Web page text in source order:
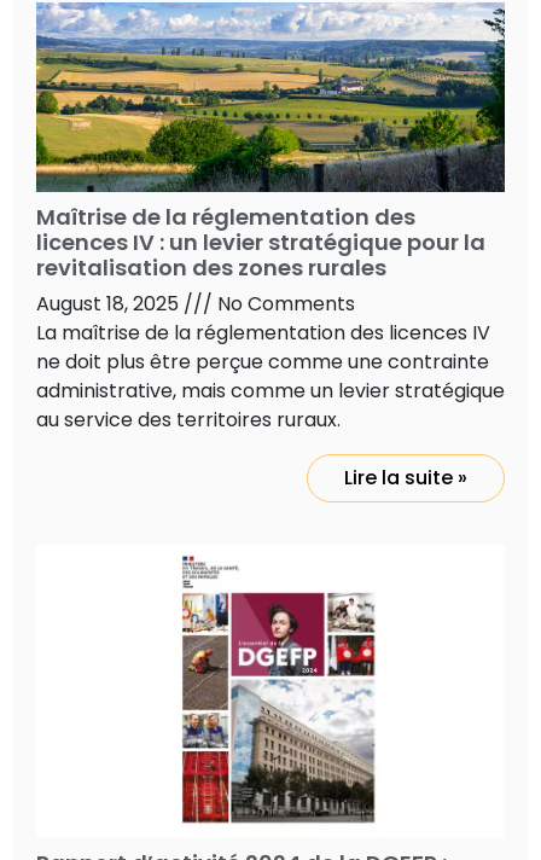
Maîtrise de la réglementation des
licences IV : un levier stratégique pour la
revitalisation des zones rurales
August 18, 2025
No Comments
La maîtrise de la réglementation des licences IV
ne doit plus être perçue comme une contrainte
administrative, mais comme un levier stratégique
au service des territoires ruraux.
Lire la suite »